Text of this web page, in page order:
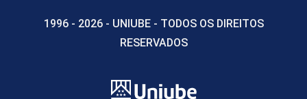
10h
1996 - 2026 - UNIUBE - TODOS OS DIREITOS
RESERVADOS